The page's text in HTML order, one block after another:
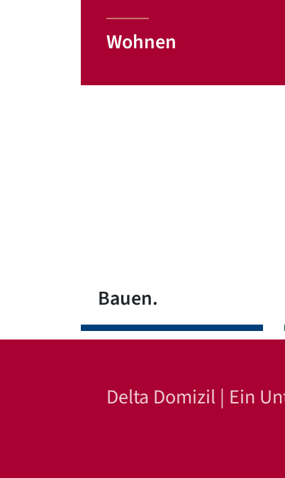
Wohnen
Bauen.
Delta Domizil | Ein